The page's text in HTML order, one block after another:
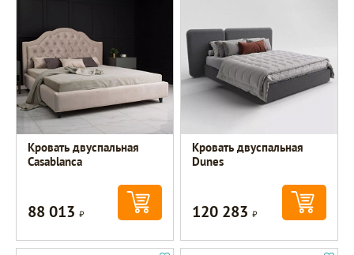
Кровать двуспальная
Casablanca
88 013Р
Кровать двуспальная
Dunes
120 283Р